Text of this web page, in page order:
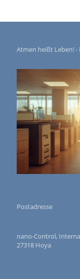
Atmen heißt Leben!
Postadresse
nano-Control,
27318 Hoya